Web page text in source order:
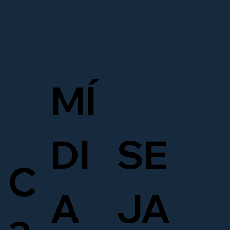
C
SE
JA
MÍ
DI
A